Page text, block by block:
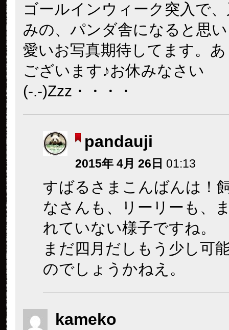
ゴールインウィーク突入で
みの、パンダ舎になると思
愛いお写真期待してます。
ございます♪お休みなさい
(-.-)Zzz・・・・
pandauji
2015年 4月 26日 01:13
すばるさまこんばんは！
なさんも、リーリーも、
れていない様子ですね。
まだ四月だしもう少し可
のでしょうかねえ。
kameko